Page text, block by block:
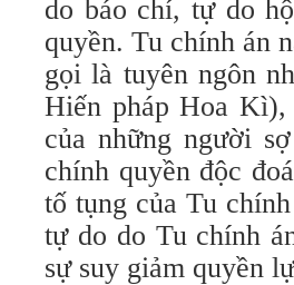
do báo chí, tự do
quyền. Tu chính án
gọi là tuyên ngôn
Hiến pháp Hoa
của những người
chính quyền độc
tố tụng của Tu
tự do do Tu chính
sự suy giảm quyền